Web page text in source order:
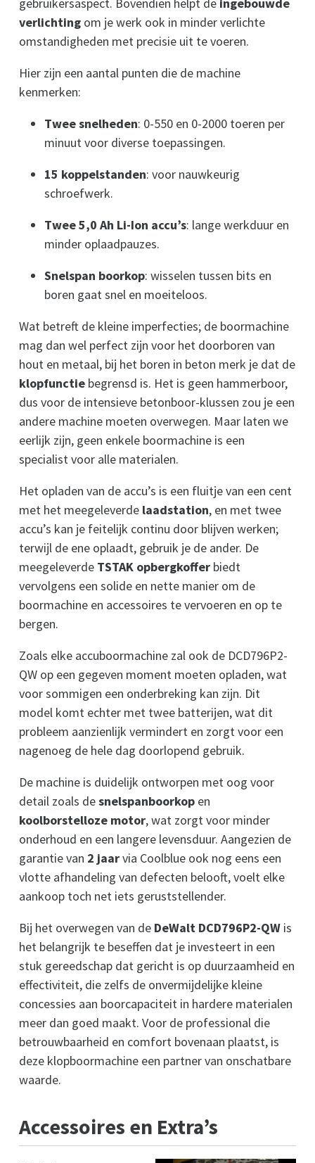
verlichting om je werk ook in minder verlichte
omstandigheden met precisie uit te voeren.
Hier zijn een aantal punten die de machine
kenmerken:
Twee snelheden: 0-550 en 0-2000 toeren per
minuut voor diverse toepassingen.
15 koppelstanden: voor nauwkeurig
schroefwerk.
Twee 5,0 Ah Li-Ion accu’s: lange werkduur en
minder oplaadpauzes.
Snelspan boorkop: wisselen tussen bits en
boren gaat snel en moeiteloos.
Wat betreft de kleine imperfecties; de boormachine
mag dan wel perfect zijn voor het doorboren van
hout en metaal, bij het boren in beton merk je dat de
klopfunctie begrensd is. Het is geen hammerboor,
dus voor de intensieve betonboor-klussen zou je een
andere machine moeten overwegen. Maar laten we
eerlijk zijn, geen enkele boormachine is een
specialist voor alle materialen.
Het opladen van de accu’s is een fluitje van een cent
met het meegeleverde laadstation, en met twee
accu’s kan je feitelijk continu door blijven werken;
terwijl de ene oplaadt, gebruik je de ander. De
meegeleverde TSTAK opbergkoffer biedt
vervolgens een solide en nette manier om de
boormachine en accessoires te vervoeren en op te
bergen.
Zoals elke accuboormachine zal ook de DCD796P2-
QW op een gegeven moment moeten opladen, wat
voor sommigen een onderbreking kan zijn. Dit
model komt echter met twee batterijen, wat dit
probleem aanzienlijk vermindert en zorgt voor een
nagenoeg de hele dag doorlopend gebruik.
De machine is duidelijk ontworpen met oog voor
detail zoals desnelspanboorkop en
koolborstelloze motor, wat zorgt voor minder
onderhoud en een langere levensduur. Aangezien de
garantie van 2 jaarvia Coolblue ook nog eens een
vlotte afhandeling van defecten belooft, voelt elke
aankoop toch net iets geruststellender.
Bij het overwegen van de DeWalt DCD796P2-QW is
het belangrijk te beseffen dat je investeert in een
stuk gereedschap dat gericht is op duurzaamheid en
effectiviteit, die zelfs de onvermijdelijke kleine
concessies aan boorcapaciteit in hardere materialen
meer dan goed maakt. Voor de professional die
betrouwbaarheid en comfort bovenaan plaatst, is
deze klopboormachine een partner van onschatbare
waarde.
Accessoires en Extra’s